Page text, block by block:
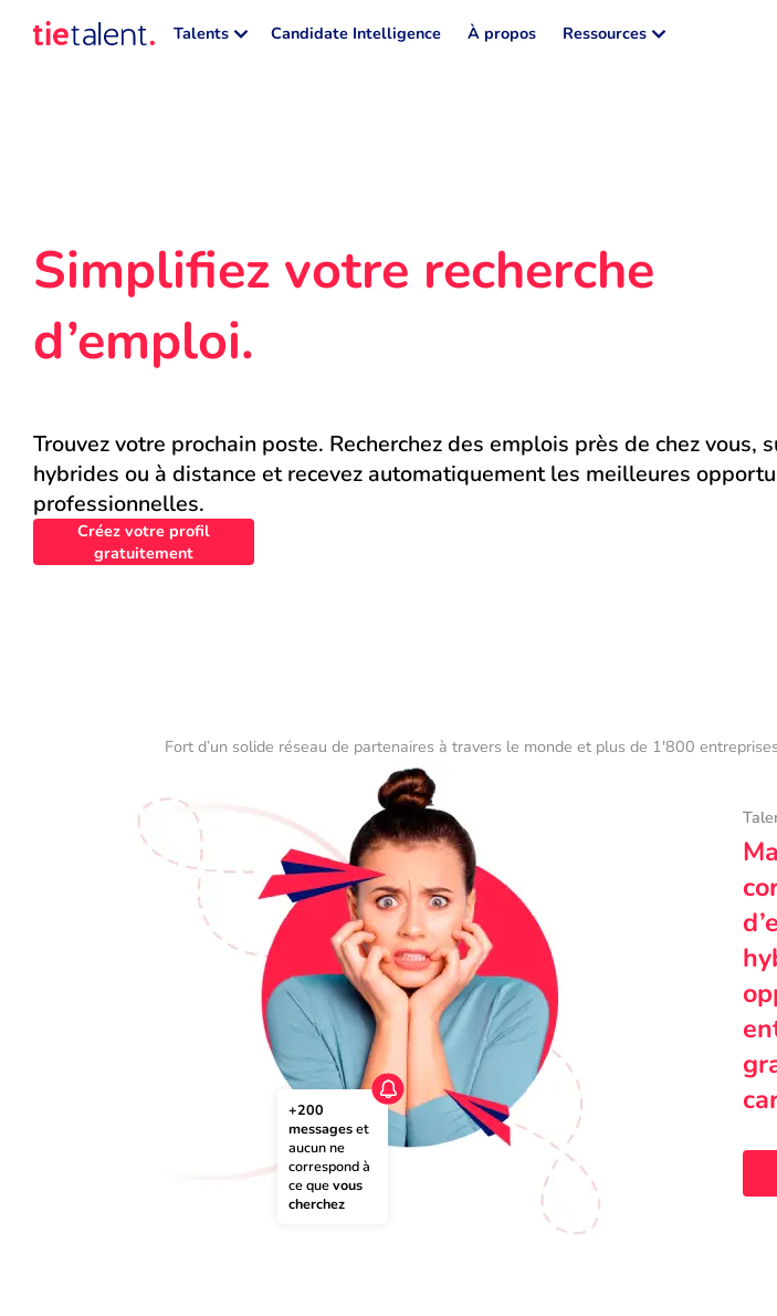
Talents Candidate Intelligence À propos Ressources
Simplifiez votre recherche
d’emploi.
Trouvez votre prochain poste. Recherchez des emplois près de chez vous,
hybrides ou à distance et recevez automatiquement les meilleures
professionnelles.
Créez votre profil
gratuitement
Fort d’un solide réseau de partenaires à travers le monde et plus de 1'800
+200
messages et
aucun ne
correspond à
ce que vous
cherchez